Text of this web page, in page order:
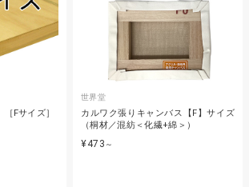
Fサイズ］
世界堂
カルワク張りキャンバス【F】サイズ
（桐材／混紡＜化繊+綿＞）
¥473 ～